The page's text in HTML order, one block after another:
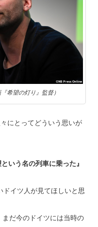
希望の灯り』監督）
にとってどういう思いが
いう名の列車に乗った』
ドイツ人が見てほしいと思
だ今のドイツには当時の